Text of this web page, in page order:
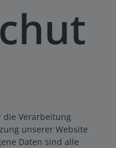
die Verarbeitung
unserer Website
Daten sind alle